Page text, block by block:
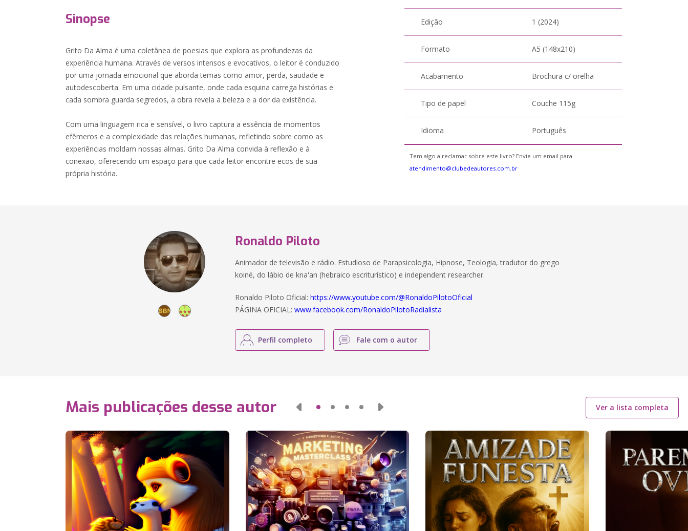
Sinopse
Grito Da Alma é uma coletânea de poesias que explora as profundezas da
experiência humana. Através de versos intensos e evocativos, o leitor é conduzido
por uma jornada emocional que aborda temas como amor, perda, saudade e
autodescoberta. Em uma cidade pulsante, onde cada esquina carrega histórias e
cada sombra guarda segredos, a obra revela a beleza e a dor da existência.
Com uma linguagem rica e sensível, o livro captura a essência de momentos
efêmeros e a complexidade das relações humanas, refletindo sobre como as
experiências moldam nossas almas. Grito Da Alma convida à reflexão e à
conexão, oferecendo um espaço para que cada leitor encontre ecos de sua
própria história.
Edição 1 (2024)
Formato A5 (148x210)
Acabamento Brochura c/ orelha
Tipo de papel Couche 115g
Idioma Português
Tem algo a reclamar sobre este livro? Envie um email para
atendimento@clubedeautores.com.br
Ronaldo Piloto
Animador de televisão e rádio. Estudioso de Parapsicologia, Hipnose, Teologia, tradutor do grego
koiné, do lábio de kna'an (hebraico escriturístico) e independent researcher.
Ronaldo Piloto Oficial:https://www.youtube.com/@RonaldoPilotoOficial
PÁGINA OFICIAL:www.facebook.com/RonaldoPilotoRadialista
Perfil completo Fale com o autor
Mais publicações desse autor Ver a lista completa